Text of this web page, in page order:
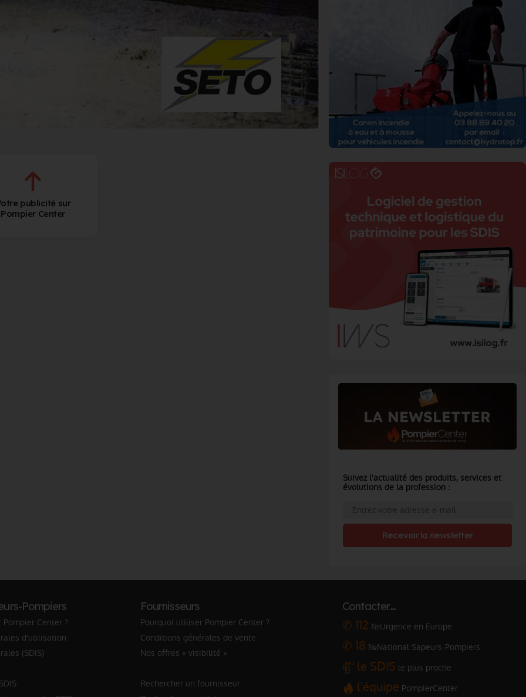
publicité sur
Pompier Center
Suivez l'actualité des produits, services et
évolutions de la profession :
Recevoir la newsletter
Pompiers
Center ?
d'utilisation
(SDIS)
Fournisseurs
Pourquoi utiliser Pompier Center ?
Conditions générales de vente
Nos offres « visibilité »
Rechercher un fournisseur
Contacter…
✆ 112 №Urgence en Europe
✆ 18 №National Sapeurs-Pompiers
le SDIS le plus proche
l'équipe PompierCenter